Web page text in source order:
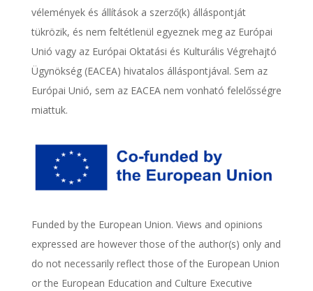
vélemények és állítások a szerző(k) álláspontját
tükrözik, és nem feltétlenül egyeznek meg az Európai
Unió vagy az Európai Oktatási és Kulturális Végrehajtó
Ügynökség (EACEA) hivatalos álláspontjával. Sem az
Európai Unió, sem az EACEA nem vonható felelősségre
miattuk.
Funded by the European Union. Views and opinions
expressed are however those of the author(s) only and
do not necessarily reflect those of the European Union
or the European Education and Culture Executive